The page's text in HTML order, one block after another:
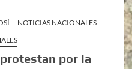
NOTICIAS NACIONALES
por la